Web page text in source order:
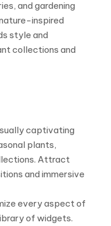
and gardening
inspired
style and
collections and
captivating
plants,
Attract
and immersive
every aspect of
of widgets.